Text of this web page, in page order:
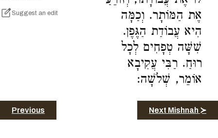
Suggest an edit
אֶת הַמּוֹתָר. וְכַמָּה
הִיא עֲבוֹדַת הַגֶּפֶן.
שִׁשָּׁה טְפָחִים לְכָל
רוּחַ. רַבִּי עֲקִיבָא
אוֹמֵר, שְׁלֹשָׁה:
Previous Next Mishnah ≻